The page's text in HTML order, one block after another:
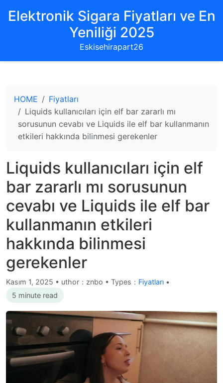
Elektronik Sigara Fiyatları ve En
Yeniliği 2025
Eskisehirapart26
HOME
Fiyatları
Liquids kullanıcıları için elf bar zararlı mı
sorusunun cevabı ve Liquids ile elf bar kullanmanın
etkileri hakkında bilinmesi gerekenler
Liquids kullanıcıları için elf
bar zararlı mı sorusunun
cevabı ve Liquids ile elf bar
kullanmanın etkileri
hakkında bilinmesi
gerekenler
Kasım 1, 2025 • uthor：znbo • Types： Fiyatları •
5 minute read